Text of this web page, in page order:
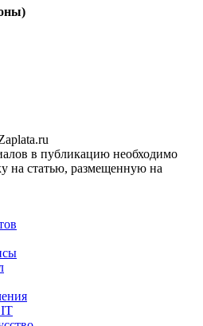
в публикацию необходимо
на статью, размещенную на